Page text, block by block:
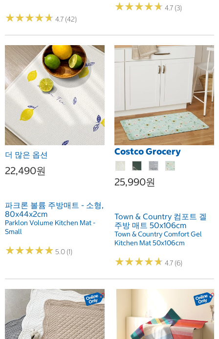
★★★★★
★★★★★ 4.7 (42)
★★★★★
★★★★★ 4.7 (3)
더 많은 옵션
22,490원
파크론 볼륨 주방매트 - 소형,
80x44x2cm
Parklon Volume Kitchen Mat -
Small
★★★★★
★★★★★ 5.0 (1)
Costco Grocery
25,990원
Town & Country 컴포트 겔
주방 매트 50x106cm
Town & Country Comfort Gel
Kitchen Mat 50x106cm
★★★★★
★★★★★ 4.7 (6)